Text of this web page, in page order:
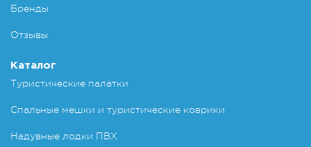
Бренды
Отзывы
Каталог
Туристические палатки
Спальные мешки и туристические коврики
Надувные лодки ПВХ